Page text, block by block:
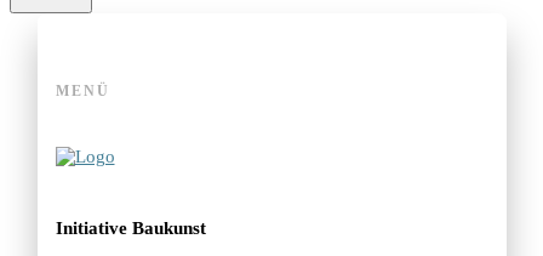
MENÜ
Initiative Baukunst